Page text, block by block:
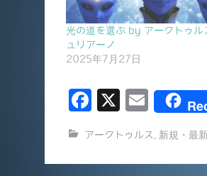
光の道を選ぶ by アークトゥル
ュリアーノ
2025年7月27日
F
e
X
E
ai
l
アークトゥルス 新規・最